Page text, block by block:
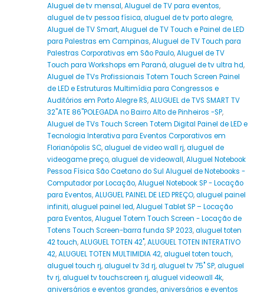
Aluguel de tv mensal,Aluguel de TV para eventos,
aluguel de tv pessoa física,aluguel de tv porto alegre,
Aluguel de TV Smart,Aluguel de TV Touch e Painel de LED
para Palestras em Campinas,Aluguel de TV Touch para
Palestras Corporativas em São Paulo,Aluguel de TV
Touch para Workshops em Paraná,aluguel de tv ultra hd,
Aluguel de TVs Profissionais Totem Touch Screen Painel
de LED e Estruturas Multimídia para Congressos e
Auditórios em Porto Alegre RS,ALUGUEL de TVS SMART TV
32''ATE 86''POLEGADA no Bairro‎ Alto de Pinheiros‎ -SP,
Aluguel de TVs Touch Screen Totem Digital Painel de LED e
Tecnologia Interativa para Eventos Corporativos em
Florianópolis SC,aluguel de video wall rj,aluguel de
videogame preço,aluguel de videowall,Aluguel Notebook
Pessoa Física São Caetano do Sul Aluguel de Notebooks -
Computador por Locação,Aluguel Notebook SP - Locação
para Eventos,ALUGUEL PAINEL DE LED PREÇO,aluguel painel
infiniti,aluguel painel led,Aluguel Tablet SP – Locação
para Eventos,Aluguel Totem Touch Screen - Locação de
Totens Touch Screen-barra funda SP 2023,aluguel toten
42 touch,ALUGUEL TOTEN 42",ALUGUEL TOTEN INTERATIVO
42,ALUGUEL TOTEN MULTIMIDIA 42,aluguel toten touch,
aluguel touch rj,aluguel tv 3d rj,aluguel tv 75" SP,aluguel
tv rj,aluguel tv touchscreen rj,aluguel videowall 4k,
aniversários e eventos grandes,aniversários e eventos